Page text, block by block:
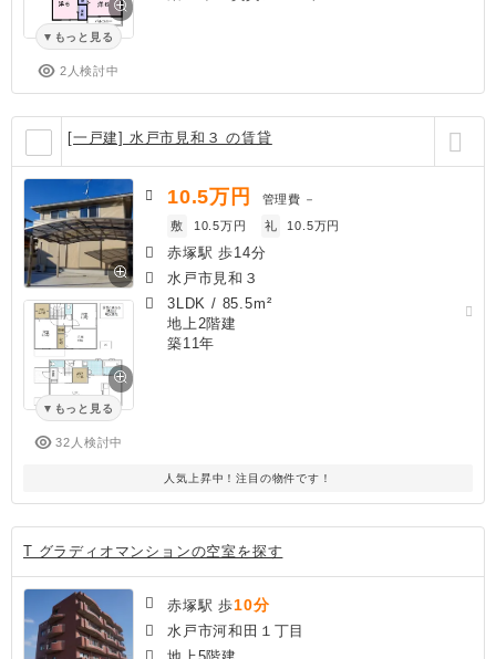
もっと見る
2人検討中
[一戸建] 水戸市見和３ の賃貸
もっと見る
32人検討中
10.5万円 管理費 －
敷
10.5万円 礼 10.5万円
赤塚駅 歩14分
水戸市見和３
3LDK / 85.5m²
地上2階建
築11年
人気上昇中！注目の物件です！
T グラディオマンションの空室を探す
赤塚駅 歩10分
水戸市河和田１丁目